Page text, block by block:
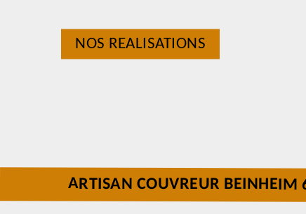
NOS REALISATIONS
ARTISAN COUVREUR BEINHEIM